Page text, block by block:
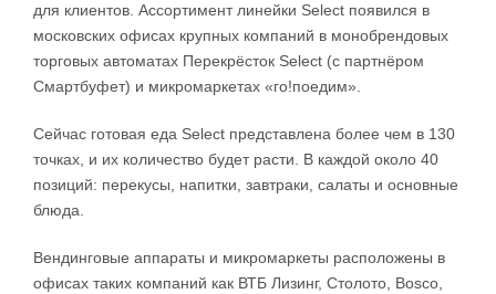
для клиентов. Ассортимент линейки Select появился в
московских офисах крупных компаний в монобрендовых
торговых автоматах Перекрёсток Select (с партнёром
Смартбуфет) и микромаркетах «го!поедим».
Сейчас готовая еда Select представлена более чем в 130
точках, и их количество будет расти. В каждой около 40
позиций: перекусы, напитки, завтраки, салаты и основные
блюда.
Вендинговые аппараты и микромаркеты расположены в
офисах таких компаний как ВТБ Лизинг, Столото, Bosco,